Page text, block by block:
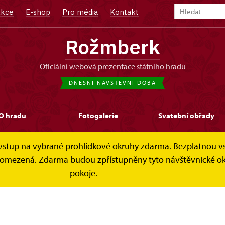
E-shop Pro média Kontakt
Rožmberk
oficiální webová prezentace státního hradu
DNEŠNÍ NÁVŠTĚVNÍ DOBA
hradu Fotogalerie Svatební obřady
na vybrané prohlídkové okruhy zdarma. Bezplatnou
Zdarma budou zpřístupněny tyto návštěvnické
pokoje.